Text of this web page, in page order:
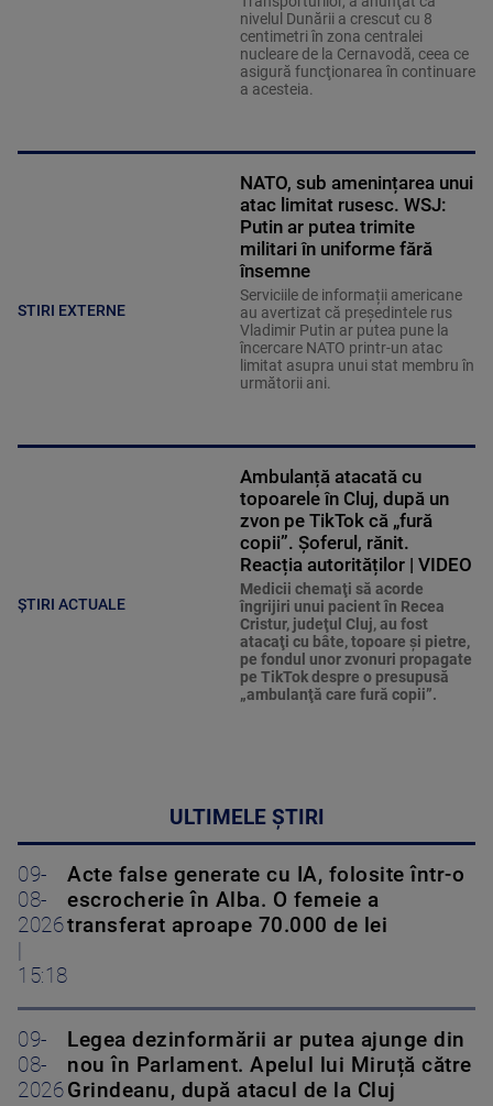
nivelul Dunării a crescut cu 8
centimetri în zona centralei
nucleare de la Cernavodă, ceea ce
asigură funcţionarea în continuare
a acesteia.
STIRI EXTERNE
NATO, sub amenințarea unui
atac limitat rusesc. WSJ:
Putin ar putea trimite
militari în uniforme fără
însemne
Serviciile de informații americane
au avertizat că președintele rus
Vladimir Putin ar putea pune la
încercare NATO printr-un atac
limitat asupra unui stat membru în
următorii ani.
ȘTIRI ACTUALE
Ambulanță atacată cu
topoarele în Cluj, după un
zvon pe TikTok că „fură
copii”. Șoferul, rănit.
Reacția autorităților | VIDEO
Medicii chemaţi să acorde
îngrijiri unui pacient în Recea
Cristur, judeţul Cluj, au fost
atacaţi cu bâte, topoare şi pietre,
pe fondul unor zvonuri propagate
pe TikTok despre o presupusă
„ambulanţă care fură copii”.
ULTIMELE ȘTIRI
09-
08-
2026
15:18
Acte false generate cu IA, folosite într-o
escrocherie în Alba. O femeie a
transferat aproape 70.000 de lei
09-
08-
2026
Legea dezinformării ar putea ajunge din
nou în Parlament. Apelul lui Miruță către
Grindeanu, după atacul de la Cluj